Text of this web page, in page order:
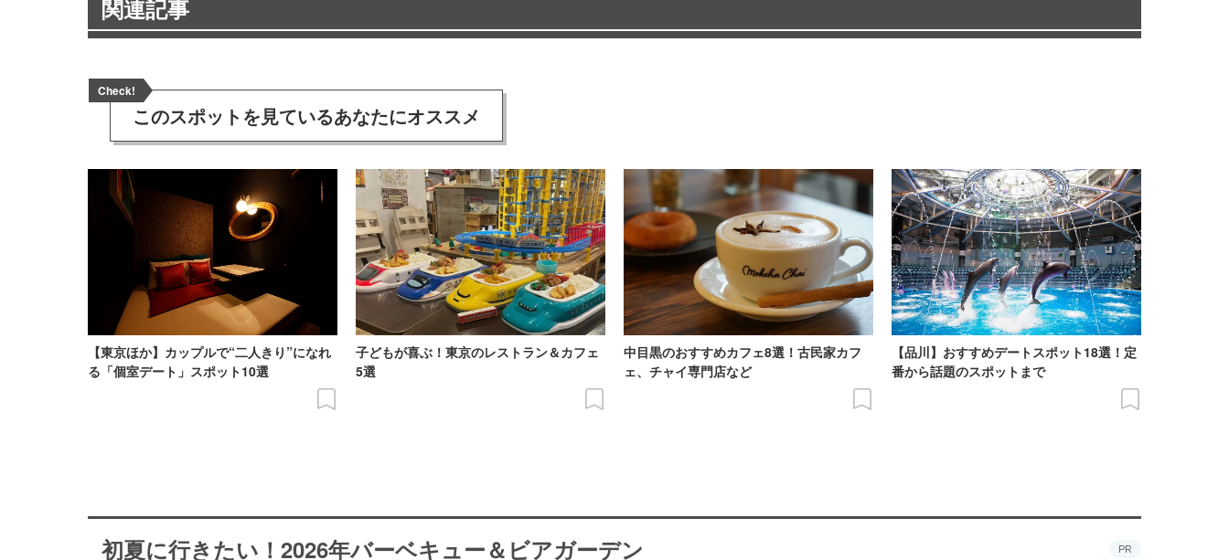
関連記事
Check!
このスポットを見ているあなたにオススメ
【東京ほか】カップルで“二人きり”になれ
る「個室デート」スポット10選
子どもが喜ぶ！東京のレストラン＆カフェ
5選
中目黒のおすすめカフェ8選！古民家カフ
ェ、チャイ専門店など
【品川】おすすめデートスポット18選！定
番から話題のスポットまで
初夏に行きたい！2026年バーベキュー＆ビアガーデン PR